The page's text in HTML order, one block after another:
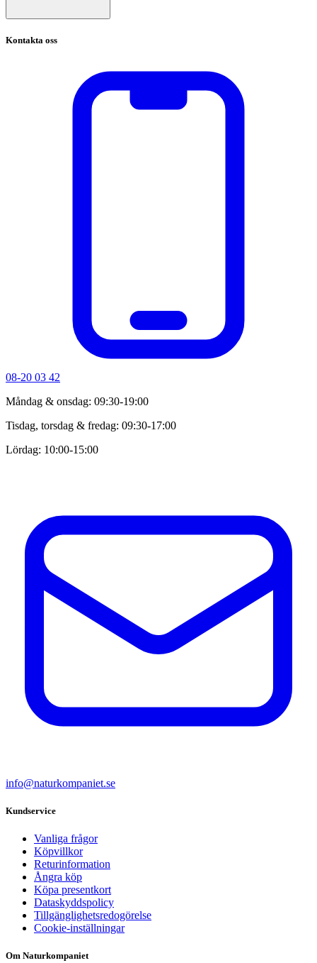
Kontakta oss
08-20 03 42
Måndag & onsdag: 09:30-19:00
Tisdag, torsdag & fredag: 09:30-17:00
Lördag: 10:00-15:00
info@naturkompaniet.se
Kundservice
Vanliga frågor
Köpvillkor
Returinformation
Ångra köp
Köpa presentkort
Dataskyddspolicy
Tillgänglighetsredogörelse
Cookie-inställningar
Om Naturkompaniet